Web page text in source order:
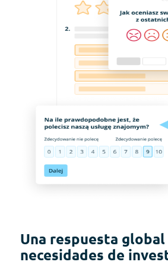
Una respuesta global
necesidades de